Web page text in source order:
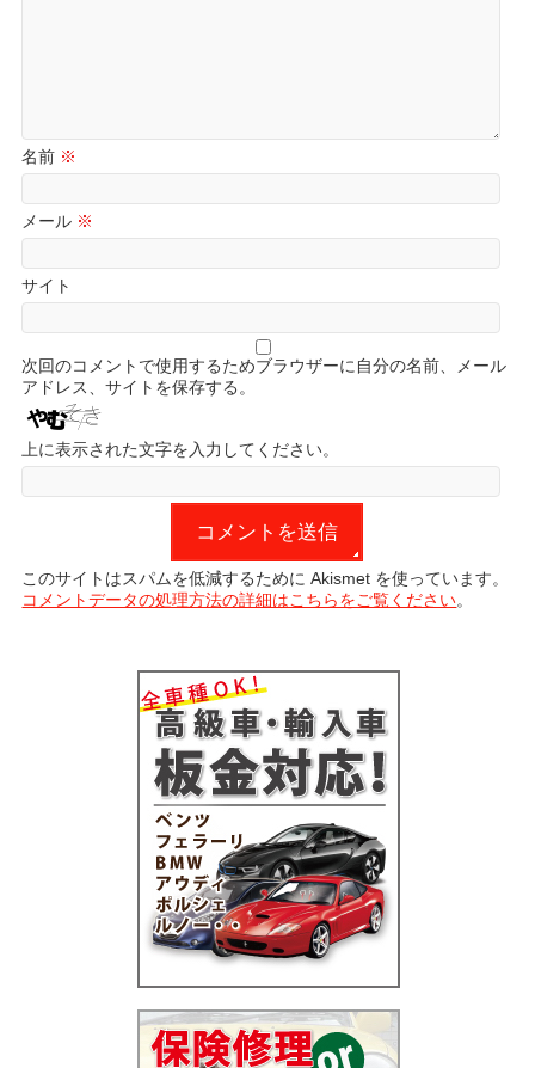
名前 ※
メール ※
サイト
次回のコメントで使用するためブラウザーに自分の名前、メール
アドレス、サイトを保存する。
上に表示された文字を入力してください。
このサイトはスパムを低減するために Akismet を使っています。
コメントデータの処理方法の詳細はこちらをご覧ください。